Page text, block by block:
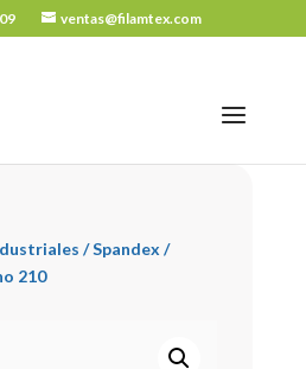
ventas@filamtex.com
/ Spandex /
210